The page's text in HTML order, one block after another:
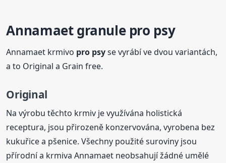
Annamaet granule pro psy
Annamaet krmivo pro psyse vyrábí ve dvou variantách,
a to Original a Grain free.
Original
Na výrobu těchto krmiv je využívána holistická
receptura, jsou přirozeně konzervována, vyrobena bez
kukuřice a pšenice. Všechny použité suroviny jsou
přírodní a krmiva Annamaet neobsahují žádné umělé